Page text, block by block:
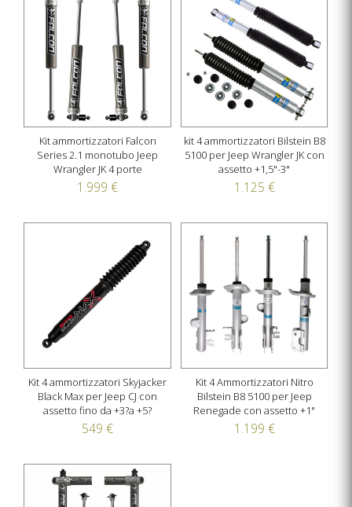
Kit ammortizzatori Falcon
Series 2.1 monotubo Jeep
Wrangler JK 4 porte
1.999 €
kit 4 ammortizzatori Bilstein B8
5100 per Jeep Wrangler JK con
assetto +1,5"-3"
1.125 €
Kit 4 ammortizzatori Skyjacker
Black Max per Jeep CJ con
assetto fino da +3?a +5?
549 €
Kit 4 Ammortizzatori Nitro
Bilstein B8 5100 per Jeep
Renegade con assetto +1"
1.199 €